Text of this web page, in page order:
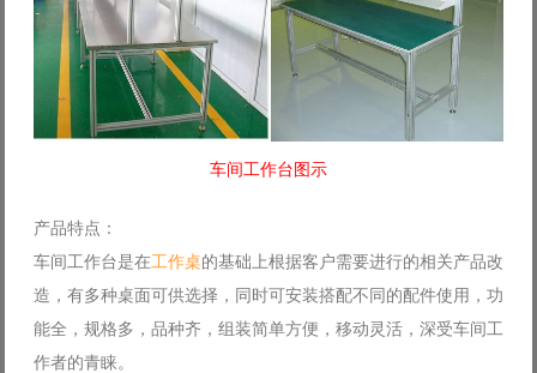
车间工作台图示
产品特点：
车间工作台是在工作桌的基础上根据客户需要进行的相关产品改
造，有多种桌面可供选择，同时可安装搭配不同的配件使用，功
能全，规格多，品种齐，组装简单方便，移动灵活，深受车间工
作者的青睐。